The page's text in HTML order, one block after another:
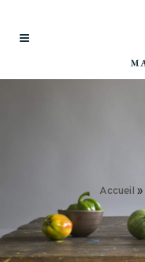
Accueil »